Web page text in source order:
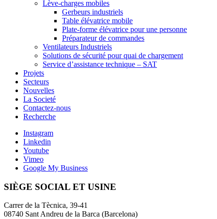
Lève-charges mobiles
Gerbeurs industriels
Table élévatrice mobile
Plate-forme élévatrice pour une personne
Préparateur de commandes
Ventilateurs Industriels
Solutions de sécurité pour quai de chargement
Service d’assistance technique – SAT
Projets
Secteurs
Nouvelles
La Societé
Contactez-nous
Recherche
Instagram
Linkedin
Youtube
Vimeo
Google My Business
SIÈGE SOCIAL ET USINE
Carrer de la Tècnica, 39-41
08740 Sant Andreu de la Barca (Barcelona)